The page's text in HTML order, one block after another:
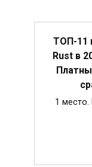
ТОП-11
Rust в
1 место.